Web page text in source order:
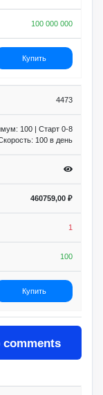
100 000 000
Купить
4473
100 | Старт 0-8
100 в день
460759,00 ₽
1
100
Купить
comments